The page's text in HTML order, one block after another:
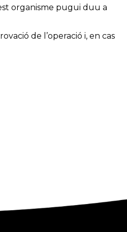
organisme pugui duu a
de l’operació i, en cas